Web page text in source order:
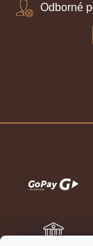
Odborné